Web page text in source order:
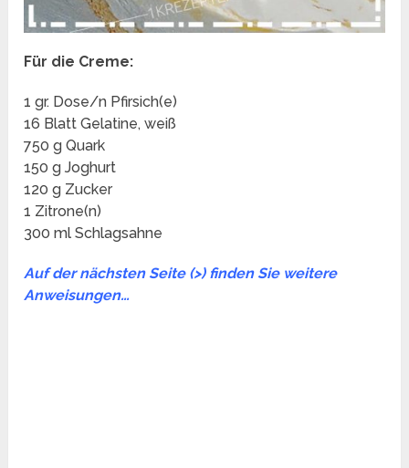
Für die Creme:
1 gr. Dose/n Pfirsich(e)
16 Blatt Gelatine, weiß
750 g Quark
150 g Joghurt
120 g Zucker
1 Zitrone(n)
300 ml Schlagsahne
Auf der nächsten Seite (>) finden Sie weitere
Anweisungen…